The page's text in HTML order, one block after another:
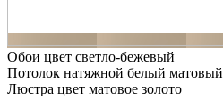
Обои цвет светло-бежевый
Потолок натяжной белый матовый
Люстра цвет матовое золото